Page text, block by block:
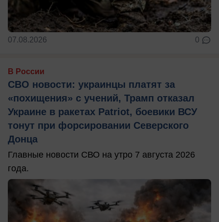
07.08.2026 0
В России
СВО новости: украинцы платят за
«похищения» с учений, Трамп отказал
Украине в ракетах Patriot, боевики ВСУ
тонут при форсировании Северского
Донца
Главные новости СВО на утро 7 августа 2026
года.